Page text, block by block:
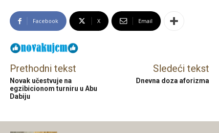
Facebook X Email
Prethodni tekst
Novak učestvuje na
egzibicionom turniru u Abu
Dabiju
Sledeći tekst
Dnevna doza aforizma